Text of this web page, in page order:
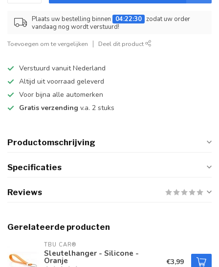
Plaats uw bestelling binnen 04:22:30 zodat uw order
vandaag nog wordt verstuurd!
Toevoegen om te vergelijken Deel dit product
Verstuurd vanuit Nederland
Altijd uit voorraad geleverd
Voor bijna alle automerken
Gratis verzending v.a. 2 stuks
Productomschrijving
Specificaties
Reviews
Gerelateerde producten
TBU CAR®
Sleutelhanger - Silicone -
Oranje €3,99